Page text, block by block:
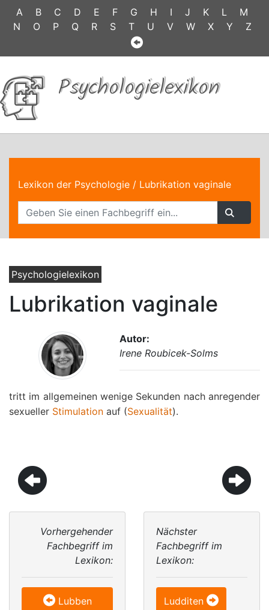
A B C D E F G H I J K L
M
N
O P Q R S T U V W X Y Z
Psychologielexikon
Lexikon der Psychologie / Lubrikation vaginale
Psychologielexikon
Lubrikation vaginale
Autor:
Irene Roubicek-Solms
tritt im allgemeinen wenige Sekunden nach anregender
sexueller Stimulation auf (Sexualität).
Vorhergehender
Fachbegriff im
Lexikon:
Lubben
Nächster
Fachbegriff im
Lexikon:
Ludditen